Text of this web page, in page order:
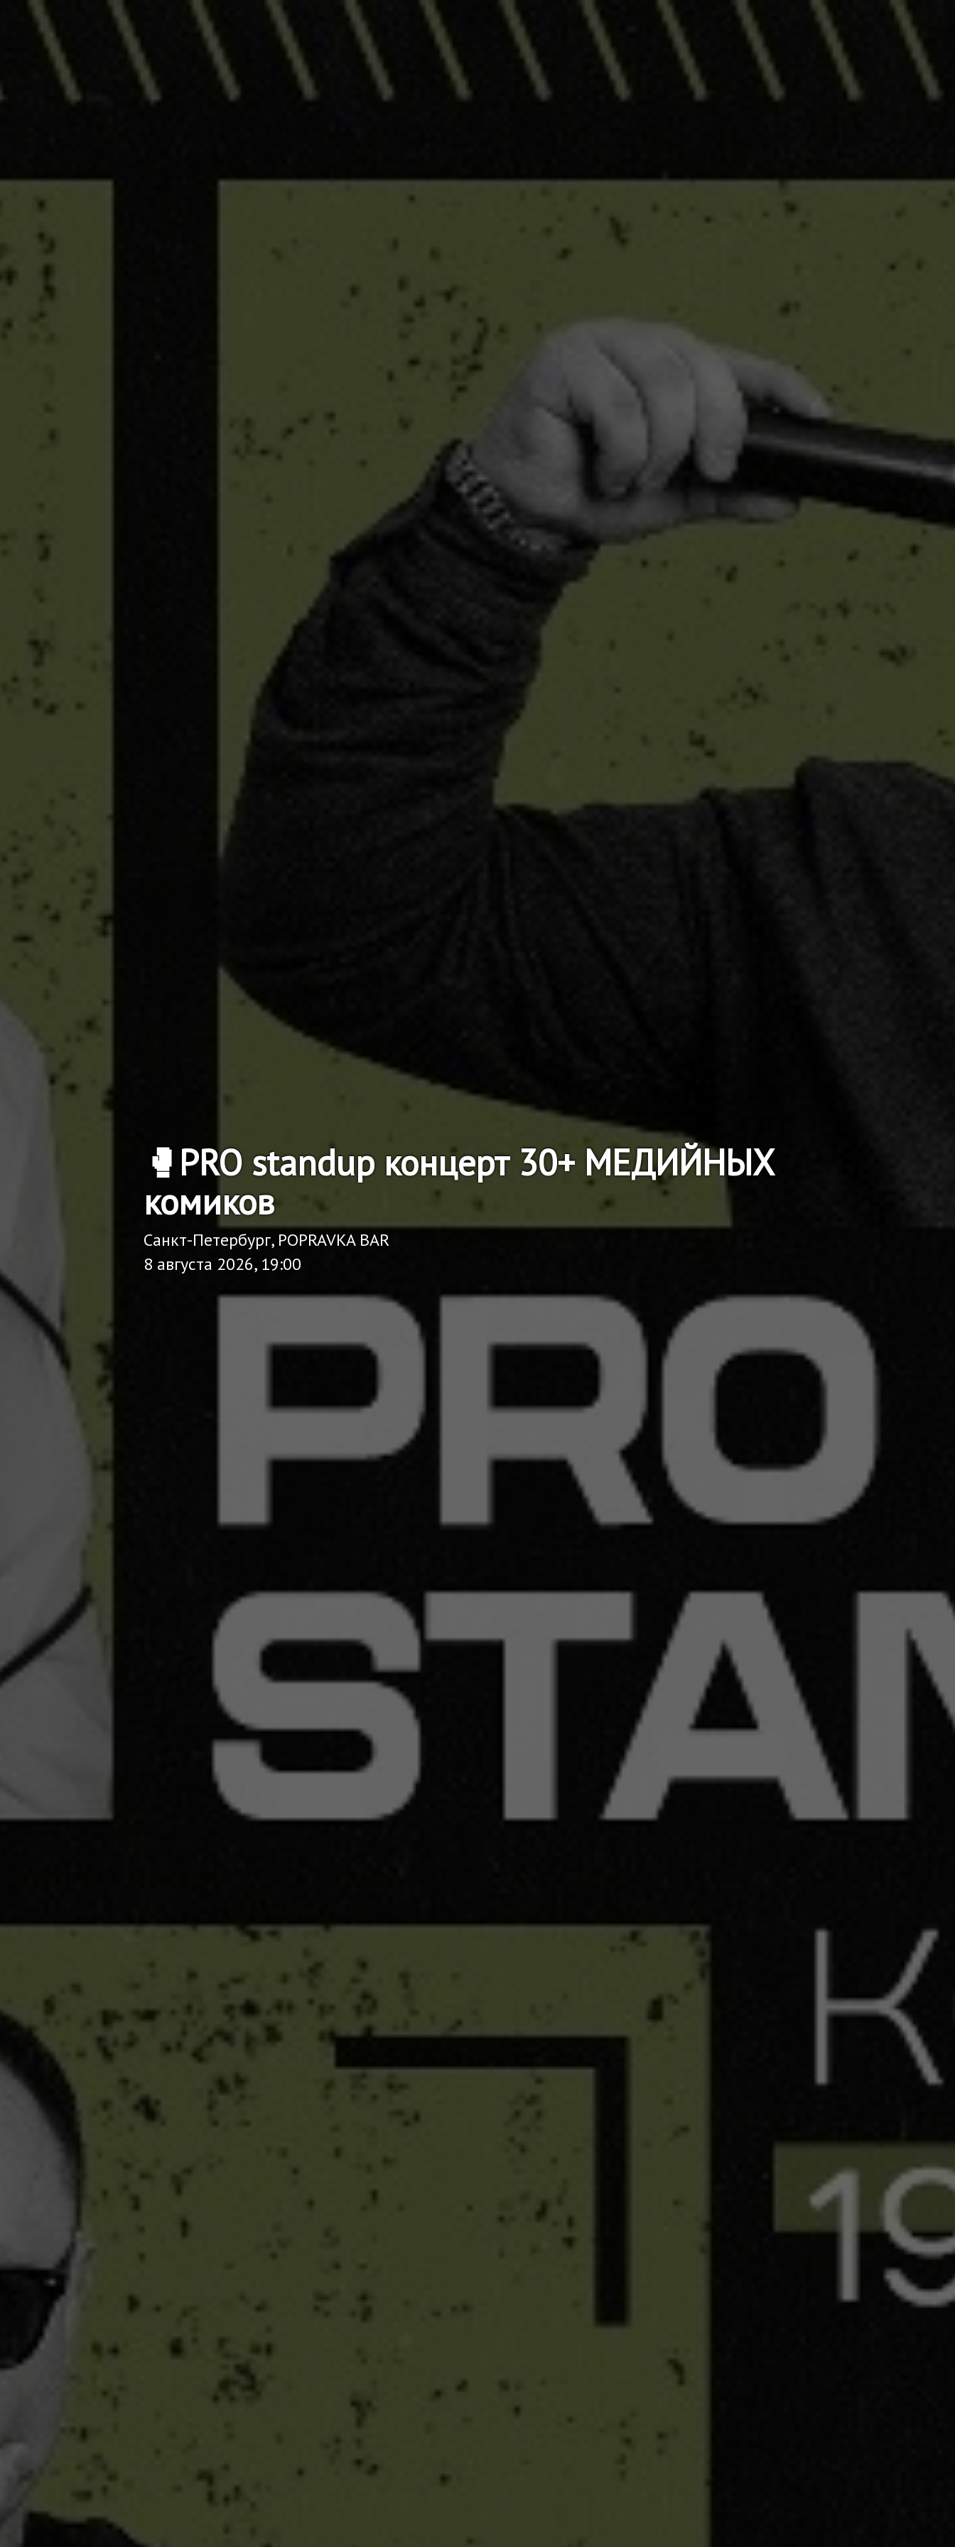
🥊PRO standup концерт 30+ МЕДИЙНЫХ
комиков
Санкт-Петербург, POPRAVKA BAR
8 августа 2026, 19:00